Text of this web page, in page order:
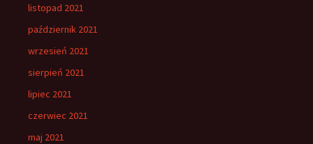
listopad 2021
październik 2021
wrzesień 2021
sierpień 2021
lipiec 2021
czerwiec 2021
maj 2021